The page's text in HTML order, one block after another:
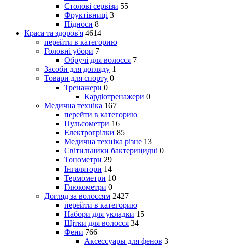
Столові сервізи 55
Фруктівниці 3
Підноси 8
Краса та здоров'я 4614
перейти в категорию
Головні убори 7
Обручі для волосся 7
Засоби для догляду 1
Товари для спорту 0
Тренажери 0
Кардіотренажери 0
Медична техніка 167
перейти в категорию
Пульсометри 16
Електрогрілки 85
Медична техніка різне 13
Світильники бактерицидні 0
Тонометри 29
Інгалятори 14
Термометри 10
Глюкометри 0
Догляд за волоссям 2427
перейти в категорию
Набори для укладки 15
Щітки для волосся 34
Фени 766
Аксессуары для фенов 3